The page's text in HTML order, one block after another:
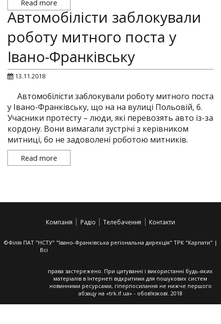
Read more
Автомобілісти заблокували
роботу митного поста у
Івано-Франківську
13.11.2018
Автомобілісти заблокували роботу митного поста
у Івано-Франківську, що на на вулиці Польовій, 6.
Учасники протесту – люди, які перевозять авто із-за
кордону. Вони вимагали зустрічі з керівником
митниці, бо не задоволені роботою митників.
Read more
Компанія Радіо Телебачення Контакти
©Філія ПАТ "НСТУ" "Івано-Франківська регіональна дирекція" ТРК "Карпати" |
Всі
права застережено. При цитуванні і використанні будь-яких
матеріалів в Інтернеті відкритими для пошукових систем
новинними ресурсами, гіперпосилання не нижче першого
абзацу на «trk.if.ua» - обов’язкові. 2018